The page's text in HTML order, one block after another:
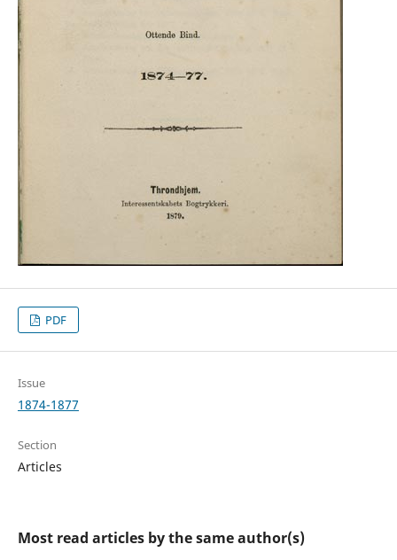
PDF
Issue
1874-1877
Section
Articles
Most read articles by the same author(s)